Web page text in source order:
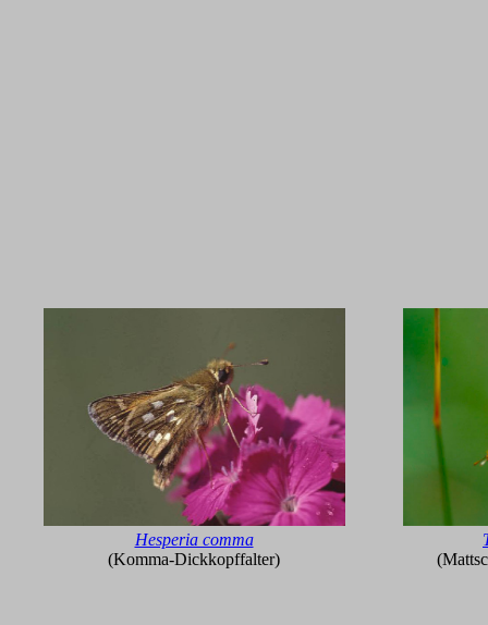
Hesperia comma
(Komma-Dickkopffalter)